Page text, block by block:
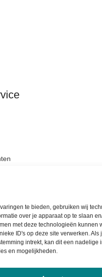
te bieden, gebruiken wij
over je apparaat op te slaan
met deze technologieën kunnen
ID's op deze site verwerken. Als
intrekt, kan dit een nadelige
en mogelijkheden.